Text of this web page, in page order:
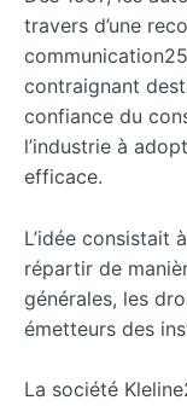
travers d’une
contraignant
confiance du
l’industrie à
efficace.
L’idée consistait
répartir de
générales, les
émetteurs des
La société